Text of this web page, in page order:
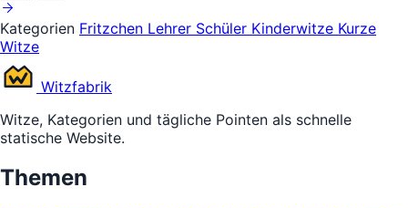
Kategorien Fritzchen Lehrer Schüler Kinderwitze Kurze
Witze
Witzfabrik
Witze, Kategorien und tägliche Pointen als schnelle
statische Website.
Themen